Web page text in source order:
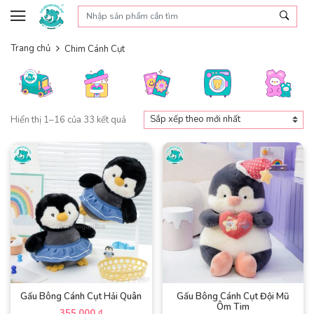
Skip to content
Trang chủ Chim Cánh Cụt
Hiển thị 1–16 của 33 kết quả
xếp
theo
nhất
Gấu Bông Cánh Cụt Hải Quân
Gấu Bông Cánh Cụt Đội Mũ
Ôm Tim